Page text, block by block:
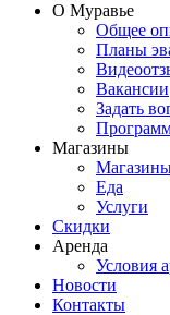
О Муравье
Общее
Планы
Вакансии
Задать
Магазины
Еда
Услуги
Скидки
Аренда
Условия
Новости
Контакты